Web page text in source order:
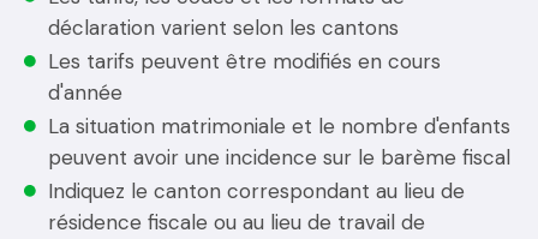
déclaration varient selon les cantons
Les tarifs peuvent être modifiés en cours
d'année
La situation matrimoniale et le nombre d'enfants
peuvent avoir une incidence sur le barème fiscal
Indiquez le canton correspondant au lieu de
résidence fiscale ou au lieu de travail de